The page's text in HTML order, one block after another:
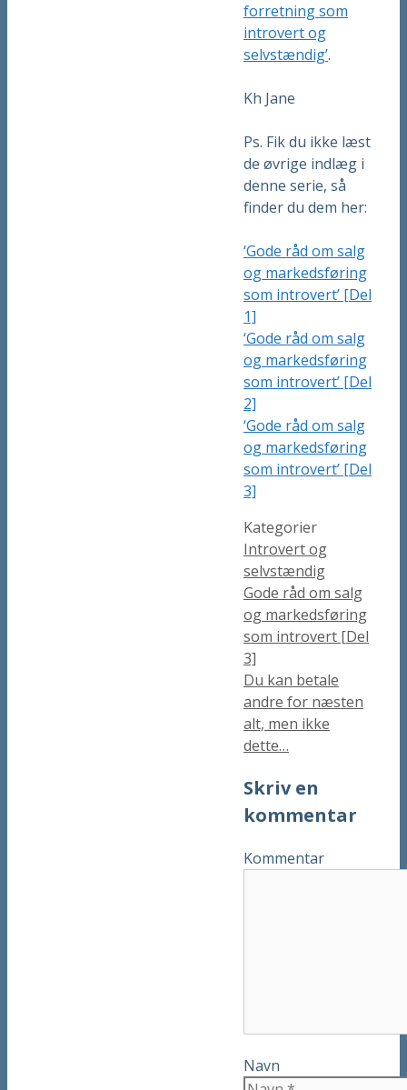
forretning som
introvert og
selvstændig’.
Kh Jane
Ps. Fik du ikke læst
de øvrige indlæg i
denne serie, så
finder du dem her:
‘Gode råd om salg
og markedsføring
som introvert’ [Del
1]
‘Gode råd om salg
og markedsføring
som introvert’ [Del
2]
‘Gode råd om salg
og markedsføring
som introvert’ [Del
3]
Kategorier
Introvert og
selvstændig
Gode råd om salg
og markedsføring
som introvert [Del
3]
Du kan betale
andre for næsten
alt, men ikke
dette…
Skriv en
kommentar
Kommentar
Navn